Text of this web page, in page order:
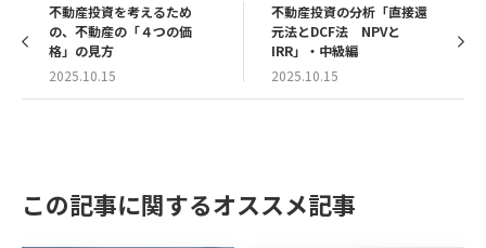
不動産投資を考えるため
の、不動産の「４つの価
格」の見方
2025.10.15
不動産投資の分析「直接還
元法とDCF法 NPVと
IRR」・中級編
2025.10.15
この記事に関するオススメ記事